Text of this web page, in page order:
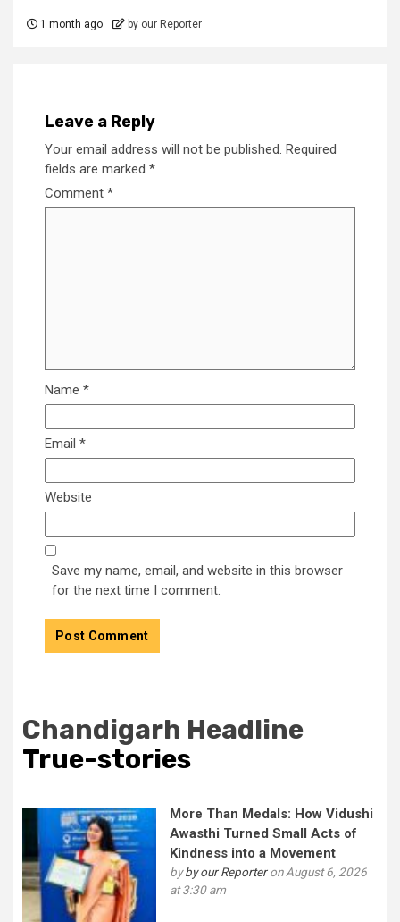
1 month ago by our Reporter
Leave a Reply
Your email address will not be published. Required
fields are marked *
Comment *
Name *
Email *
Website
Save my name, email, and website in this browser
for the next time I comment.
Chandigarh Headline
True-stories
More Than Medals: How Vidushi
Awasthi Turned Small Acts of
Kindness into a Movement
byby our Reporteron August 6, 2026
at 3:30 am